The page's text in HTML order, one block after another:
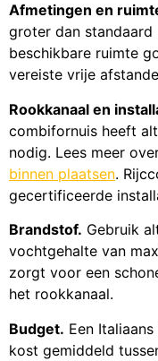
Afmetingen en
groter dan standaard
beschikbare ruimte
vereiste vrije
Rookkanaal en
combifornuis heeft
nodig. Lees meer
binnen plaatsen.
gecertificeerde
Brandstof. Gebruik
vochtgehalte van
zorgt voor een
het rookkanaal.
Budget. Een
kost gemiddeld